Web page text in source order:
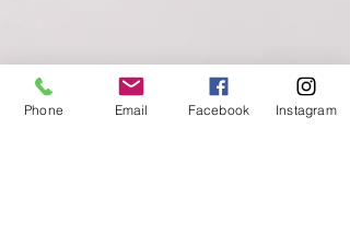
secure payment
Phone Email Facebook Instagram